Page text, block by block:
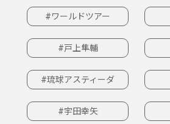
#ワールドツアー
#戸上隼輔
#琉球アスティーダ
#宇田幸矢